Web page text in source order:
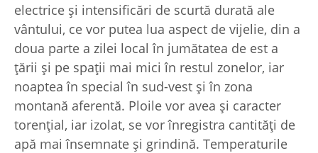
electrice și intensificări de scurtă durată ale
vântului, ce vor putea lua aspect de vijelie, din a
doua parte a zilei local în jumătatea de est a
țării și pe spații mai mici în restul zonelor, iar
noaptea în special în sud-vest și în zona
montană aferentă. Ploile vor avea și caracter
torențial, iar izolat, se vor înregistra cantități de
apă mai însemnate și grindină. Temperaturile